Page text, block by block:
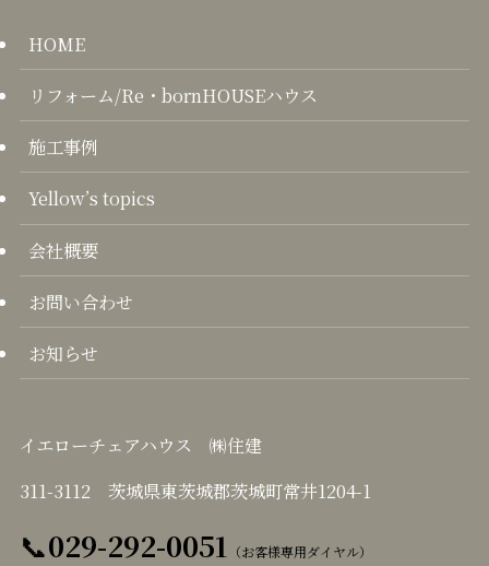
HOME
リフォーム/Re・bornHOUSEハウス
施工事例
Yellow’s topics
会社概要
お問い合わせ
お知らせ
イエローチェアハウス ㈱住建
311-3112 茨城県東茨城郡茨城町常井1204-1
📞029-292-0051 （お客様専用ダイヤル）